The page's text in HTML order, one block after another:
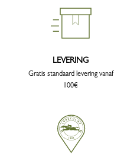
LEVERING
Gratis standaard levering vanaf
100€